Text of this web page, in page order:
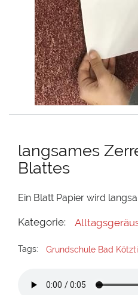
langsames
Blattes
Ein Blatt Papier wird
Kategorie:
Tags: Grundschule Bad